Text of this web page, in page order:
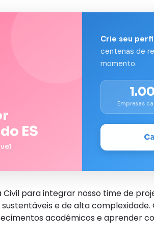
ES
Crie seu
centenas de
momento.
Empresas
Civil para integrar nosso time de
e de alta
acadêmicos e aprender